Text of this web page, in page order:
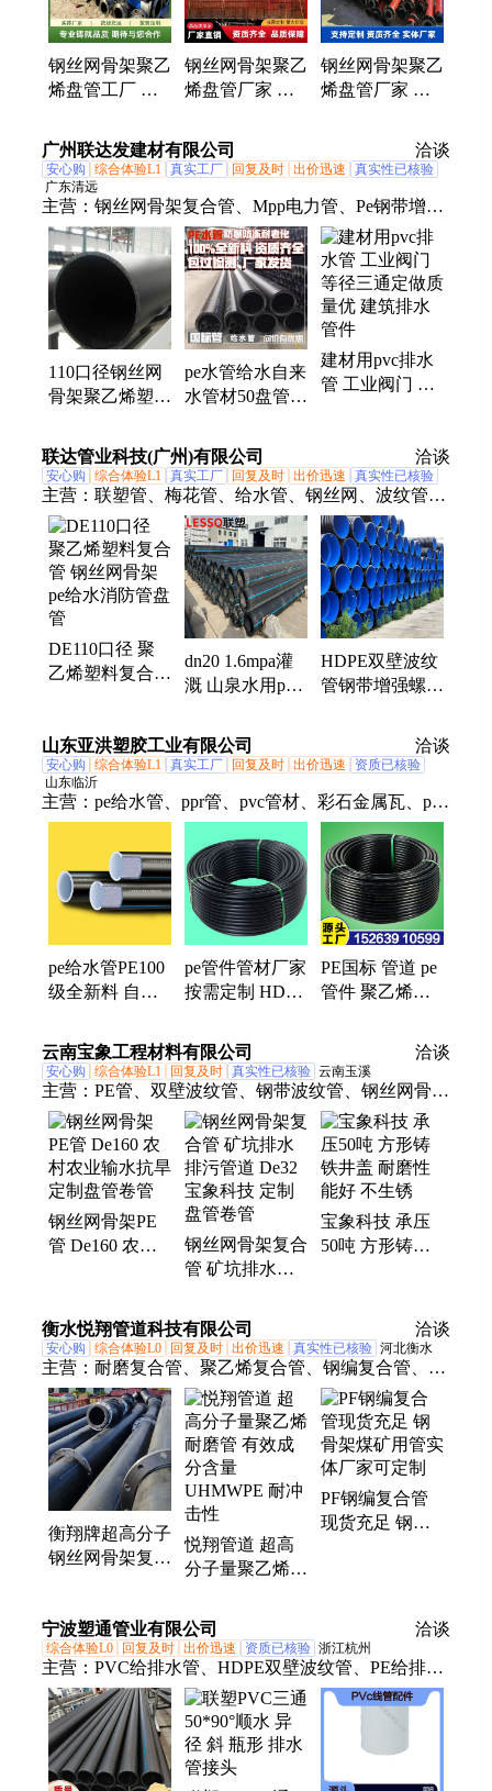
钢丝网骨架聚乙
烯盘管工厂 承
出售
钢丝网骨架聚乙
烯盘管厂家 煤
衡博管业
钢丝网骨架聚乙
烯盘管厂家 MA
全 大口径可定
制 衡博管业
广州联达发建材有限公司 洽谈
安心购 综合体验L1 真实工厂 回复及时 出价迅速
真实性已核验
广东清远
主营： 钢丝网骨架复合管、Mpp电力管、Pe钢带增强
螺旋管、Cpvc电力管
110口径钢丝网
骨架聚乙烯塑料
给水消防管盘管
pe水管给水自来
水管材50盘管
75hdpe钢丝网骨
架复合管
建材用pvc排水
管 工业阀门 等
联达管业科技(广州)有限公司 洽谈
安心购 综合体验L1 真实工厂 回复及时 出价迅速 真实性已核验
主营： 联塑管、梅花管、给水管、钢丝网、波纹管、
通讯管、检查井、镀锌管、化工管、压力管、缠绕
管、渗水管、电力管、160水管、排污管、家装管、
壁塑钢、塑料管、复合管、排水管、夹砂管、地暖
管、穿线管、化粪池、下水管、镀锌焊管
DE110口径 聚
乙烯塑料复合管
dn20 1.6mpa灌
溉 山泉水用pe
标品质
HDPE双壁波纹
管钢带增强螺旋
缠绕A管排水排
污
山东亚洪塑胶工业有限公司 洽谈
安心购 综合体验L1 真实工厂 回复及时 出价迅速
资质已核验
山东临沂
主营： pe给水管、ppr管、pvc管材、彩石金属瓦、pe
管材、pe穿线管、pe自来水管、mpp电力管、mpp电
缆保护管、双色ppr管、pe管件、cpvc电力管、ppr管
件、pvc管件、mpp管、cpvc管、hdpe波纹管、电力护
套管、hdpe管材、新型屋面瓦、pe塑胶给水管、pe
管、给水管、ppr双色纳米管、水管
pe给水管PE100
级全新料 自来
复合管盘管pe饮
用水管
pe管件管材厂家
按需定制 HDPE
耐腐蚀 地下排
水用
PE国标 管道 pe
管件 聚乙烯管
云南宝象工程材料有限公司 洽谈
安心购 综合体验L1 回复及时 真实性已核验 云南玉溪
主营： PE管、双壁波纹管、钢带波纹管、钢丝网骨架
管、PVC排水管、MPP管、CPVC电力管、中空壁缠
绕管、塑料检查井、PPR管、钢塑复合管、PE灌溉
管、PE穿线管、PVC给水管、PVC穿线管
钢丝网骨架PE
管 De160 农村
钢丝网骨架复合
管 矿坑排水排
象科技 定制盘
管卷管
宝象科技 承压
50吨 方形铸铁
衡水悦翔管道科技有限公司
洽谈
安心购 综合体验L0 回复及时 出价迅速 真实性已核验 河北衡水
主营： 耐磨复合管、聚乙烯复合管、钢编复合管、钢
丝网骨架聚乙烯管、钢丝编织耐磨复合管、煤矿管、
矿山充填耐磨复合管、POE聚烯烃耐磨管、超高分子
聚乙烯复合管
衡翔牌超高分子
钢丝网骨架复合
悦翔管道 超高
分子量聚乙烯耐
含量UHMWPE
耐冲击性
PF钢编复合管
现货充足 钢骨
宁波塑通管业有限公司 洽谈
综合体验L0 回复及时 出价迅速 资质已核验 浙江杭州
主营： PVC给排水管、HDPE双壁波纹管、PE给排水
管、钢丝网骨架塑料复合管、CPVC电力管、HDPE
缠绕增强管、PPR管、PVC穿线管